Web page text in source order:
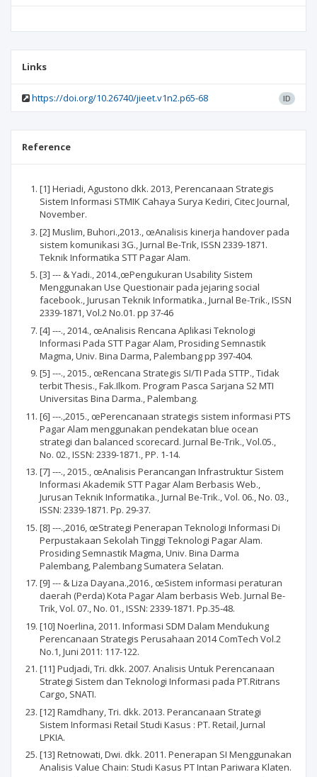
Links
https://doi.org/10.26740/jieet.v1n2.p65-68 ID
Reference
[1] Heriadi, Agustono dkk. 2013, Perencanaan Strategis
Sistem Informasi STMIK Cahaya Surya Kediri, Citec Journal,
November.
[2] Muslim, Buhori.,2013., œAnalisis kinerja handover pada
sistem komunikasi 3G., Jurnal Be-Trik, ISSN 2339-1871.
Teknik Informatika STT Pagar Alam.
[3] --- & Yadi., 2014.,œPengukuran Usability Sistem
Menggunakan Use Questionair pada jejaring social
facebook., Jurusan Teknik Informatika., Jurnal Be-Trik., ISSN
2339-1871, Vol.2 No.01. pp 37-46
[4] ---., 2014., œAnalisis Rencana Aplikasi Teknologi
Informasi Pada STT Pagar Alam, Prosiding Semnastik
Magma, Univ. Bina Darma, Palembang pp 397-404.
[5] ---., 2015., œRencana Strategis SI/TI Pada STTP., Tidak
terbit Thesis., Fak.Ilkom. Program Pasca Sarjana S2 MTI
Universitas Bina Darma., Palembang.
[6] ---.,2015., œPerencanaan strategis sistem informasi PTS
Pagar Alam menggunakan pendekatan blue ocean
strategi dan balanced scorecard. Jurnal Be-Trik., Vol.05.,
No. 02., ISSN: 2339-1871., PP. 1-14.
[7] ---., 2015., œAnalisis Perancangan Infrastruktur Sistem
Informasi Akademik STT Pagar Alam Berbasis Web.,
Jurusan Teknik Informatika., Jurnal Be-Trik., Vol. 06., No. 03.,
ISSN: 2339-1871. Pp. 29-37.
[8] ---.,2016, œStrategi Penerapan Teknologi Informasi Di
Perpustakaan Sekolah Tinggi Teknologi Pagar Alam.
Prosiding Semnastik Magma, Univ. Bina Darma
Palembang, Palembang Sumatera Selatan.
[9] --- & Liza Dayana.,2016., œSistem informasi peraturan
daerah (Perda) Kota Pagar Alam berbasis Web. Jurnal Be-
Trik, Vol. 07., No. 01., ISSN: 2339-1871. Pp.35-48.
[10] Noerlina, 2011. Informasi SDM Dalam Mendukung
Perencanaan Strategis Perusahaan 2014 ComTech Vol.2
No.1, Juni 2011: 117-122.
[11] Pudjadi, Tri. dkk. 2007. Analisis Untuk Perencanaan
Strategi Sistem dan Teknologi Informasi pada PT.Ritrans
Cargo, SNATI.
[12] Ramdhany, Tri. dkk. 2013. Perancanaan Strategi
Sistem Informasi Retail Studi Kasus : PT. Retail, Jurnal
LPKIA.
[13] Retnowati, Dwi. dkk. 2011. Penerapan SI Menggunakan
Analisis Value Chain: Studi Kasus PT Intan Pariwara Klaten.